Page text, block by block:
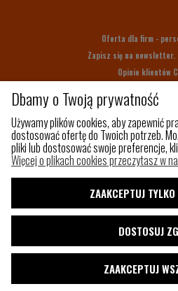
Oferta dla firm -
Zapisz się na newsletter.
Opinie klientów
Na prezent
Z czego
Paleta
Pakowny plecak do
Blog
Dbamy o Twoją prywatność
Używamy plików cookies, aby zapewnić
dostosować ofertę do Twoich potrzeb.
pliki lub dostosować swoje preferencje,
Więcej o plikach cookies przeczytasz w
ZAAKCEPTUJ
DOSTOSUJ
ZAAKCEPTUJ